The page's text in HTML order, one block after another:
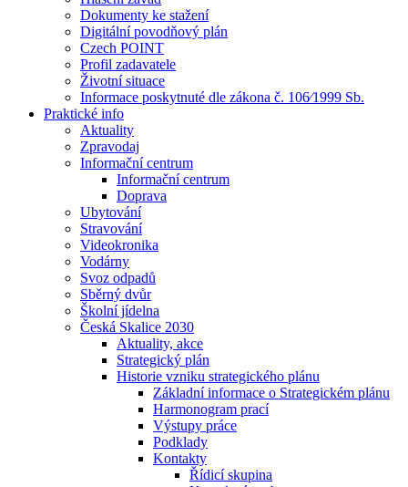
Dokumenty ke stažení
Digitální povodňový plán
Czech POINT
Profil zadavatele
Životní situace
Informace poskytnuté dle zákona č. 106⁄1999 Sb.
Praktické info
Aktuality
Zpravodaj
Informační centrum
Informační centrum
Doprava
Ubytování
Stravování
Videokronika
Vodárny
Svoz odpadů
Sběrný dvůr
Školní jídelna
Česká Skalice 2030
Aktuality, akce
Strategický plán
Historie vzniku strategického plánu
Základní informace o Strategickém plánu
Harmonogram prací
Výstupy práce
Podklady
Kontakty
Řídicí skupina